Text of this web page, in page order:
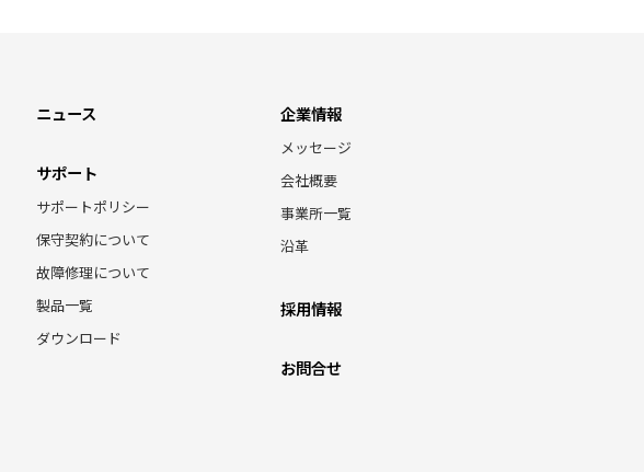
ニュース
サポート
サポートポリシー
保守契約について
故障修理について
製品一覧
ダウンロード
企業情報
メッセージ
会社概要
事業所一覧
沿革
採用情報
お問合せ